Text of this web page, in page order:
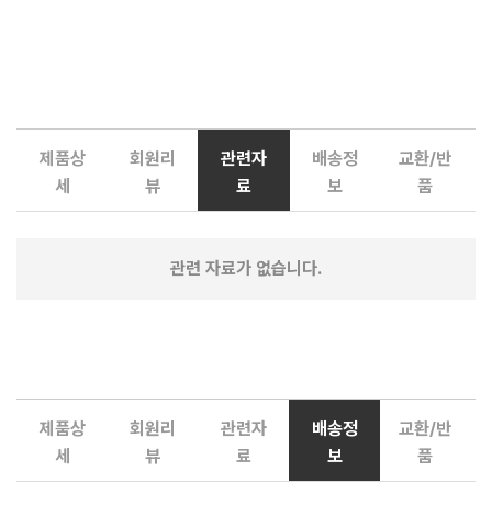
제품상
세
회원리
뷰
관련자
료
배송정
보
교환/반
품
관련 자료가 없습니다.
제품상
세
회원리
뷰
관련자
료
배송정
보
교환/반
품